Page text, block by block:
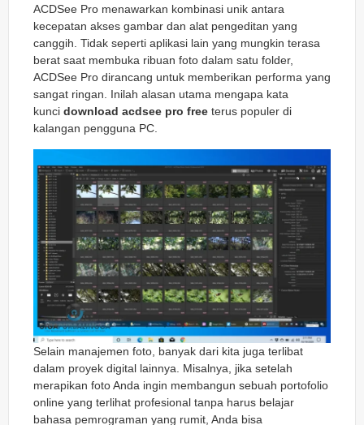
ACDSee Pro menawarkan kombinasi unik antara
kecepatan akses gambar dan alat pengeditan yang
canggih. Tidak seperti aplikasi lain yang mungkin terasa
berat saat membuka ribuan foto dalam satu folder,
ACDSee Pro dirancang untuk memberikan performa yang
sangat ringan. Inilah alasan utama mengapa kata
kunci download acdsee pro free terus populer di
kalangan pengguna PC.
Selain manajemen foto, banyak dari kita juga terlibat
dalam proyek digital lainnya. Misalnya, jika setelah
merapikan foto Anda ingin membangun sebuah portofolio
online yang terlihat profesional tanpa harus belajar
bahasa pemrograman yang rumit, Anda bisa